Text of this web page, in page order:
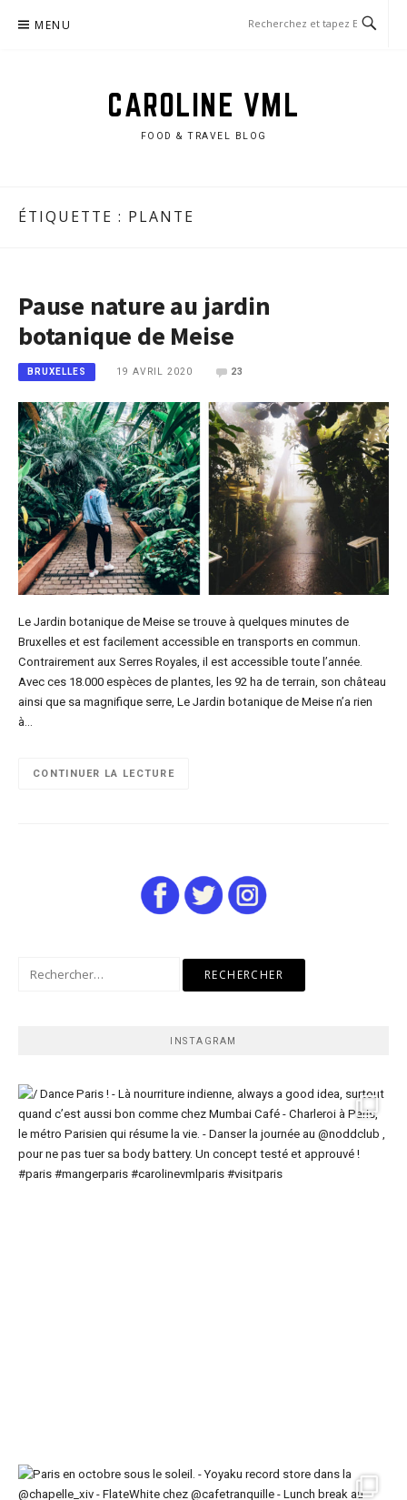
MENU
CAROLINE VML
FOOD & TRAVEL BLOG
ÉTIQUETTE : PLANTE
Pause nature au jardin
botanique de Meise
BRUXELLES 19 AVRIL 2020 23
Le Jardin botanique de Meise se trouve à quelques minutes de
Bruxelles et est facilement accessible en transports en commun.
Contrairement aux Serres Royales, il est accessible toute l’année.
Avec ces 18.000 espèces de plantes, les 92 ha de terrain, son château
ainsi que sa magnifique serre, Le Jardin botanique de Meise n’a rien
à…
CONTINUER LA LECTURE
INSTAGRAM